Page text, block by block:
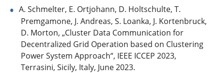
A. Schmelter, E. Ortjohann, D. Holtschulte, T.
Premgamone, J. Andreas, S. Loanka, J. Kortenbruck,
D. Morton, „Cluster Data Communication for
Decentralized Grid Operation based on Clustering
Power System Approach“, IEEE ICCEP 2023,
Terrasini, Sicily, Italy, June 2023.